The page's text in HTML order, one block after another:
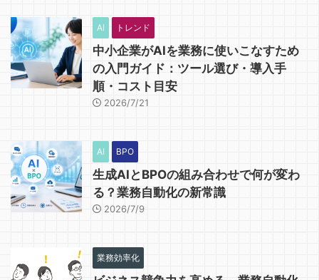
AI トレンド
中小企業がAIを業務に使いこなすため
の入門ガイド：ツール選び・導入手
順・コスト目安
2026/7/21
AI BPO
生成AIとBPOの組み合わせで何が変わ
る？業務自動化の新常識
2026/7/9
業務効率化